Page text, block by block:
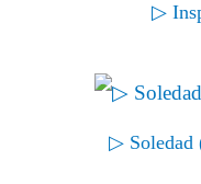
▷
▷ Soledad